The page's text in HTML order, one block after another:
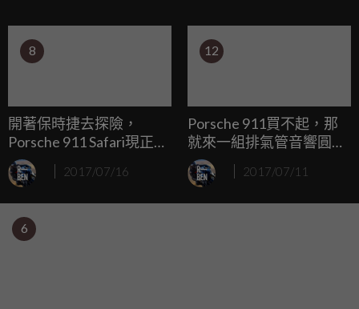
8
開著保時捷去探險，
Porsche 911 Safari現正熱
賣中
2017/07/16
12
Porsche 911買不起，那
就來一組排氣管音響圓夢
吧！
2017/07/11
6